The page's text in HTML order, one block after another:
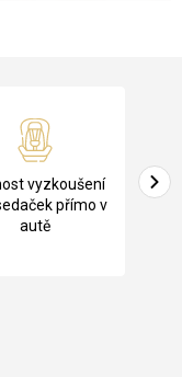
vyzkoušení
přímo v
autě